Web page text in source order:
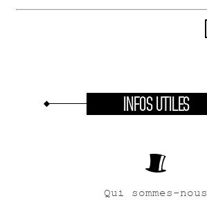
INFOS UTILES
Qui sommes-nous